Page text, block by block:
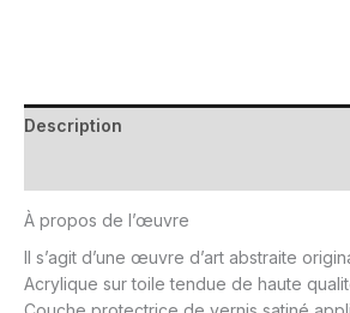
Description
À propos de l’œuvre
Il s’agit d’une œuvre d’art abstraite
Acrylique sur toile tendue de haute